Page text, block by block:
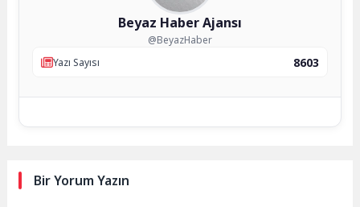
Beyaz Haber Ajansı
@BeyazHaber
Yazı Sayısı
8603
Bir Yorum Yazın